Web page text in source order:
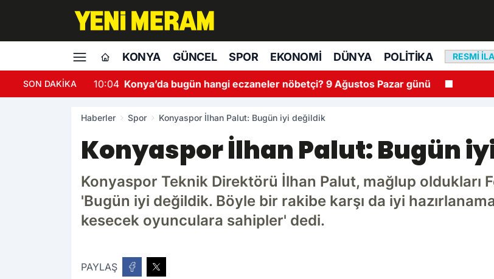
KONYA GÜNCEL SPOR EKONOMI DÜNYA POLITIKA RESMI
SON DAKİKA 10:04 Konya’da bugün hangi eczaneler nöbetçi? 9 Ağustos Pazar günü
Haberler Spor Konyaspor İlhan Palut: Bugün iyi değildik
Konyaspor İlhan Palut: Bugün
Konyaspor Teknik Direktörü İlhan Palut, mağlup oldukları
'Bugün iyi değildik. Böyle bir rakibe karşı da iyi
kesecek oyunculara sahipler' dedi.
PAYLAŞ